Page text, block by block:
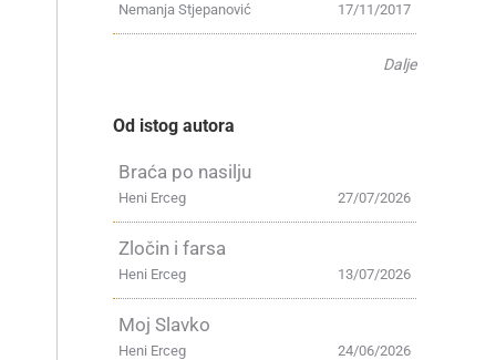
17/11/2017
Nemanja Stjepanović
Dalje
Od istog autora
Braća po nasilju
27/07/2026
Heni Erceg
Zločin i farsa
13/07/2026
Heni Erceg
Moj Slavko
24/06/2026
Heni Erceg